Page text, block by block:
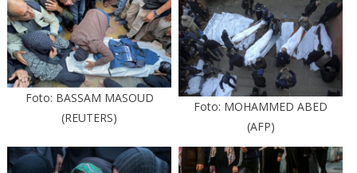
Foto: BASSAM MASOUD
(REUTERS)
Foto: MOHAMMED ABED
(AFP)